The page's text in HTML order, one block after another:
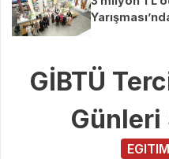
GİBTÜ
Günleri
EGITIM